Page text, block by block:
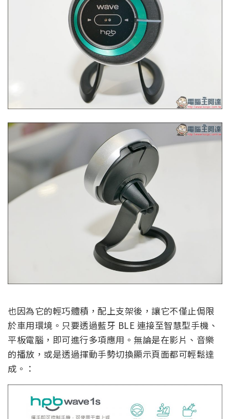
也因為它的輕巧體積，配上支架後，讓它不僅止侷限
於車用環境。只要透過藍牙 BLE 連接至智慧型手機、
平板電腦，即可進行多項應用。無論是在影片、音樂
的播放，或是透過揮動手勢切換顯示頁面都可輕鬆達
成。：